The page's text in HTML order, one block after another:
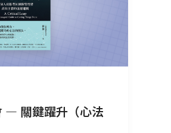
— 關鍵躍升（心法